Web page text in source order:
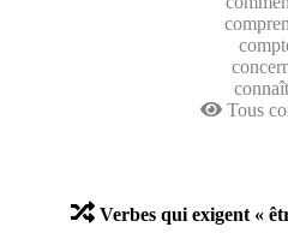
Tous
Verbes qui exigent «